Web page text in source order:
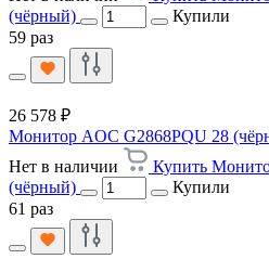
(чёрный)
Купили
59 раз
26 578 ₽
Монитор AOC G2868PQU 28
Нет в наличии
Купить
(чёрный)
Купили
61 раз